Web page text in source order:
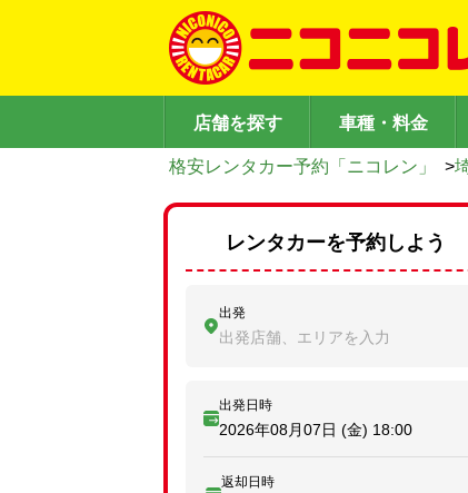
店舗を探す 車種・料金
格安レンタカー予約「ニコレン」 >
レンタカーを予約しよう
出発
出発店舗、エリアを入力
出発日時
2026年08月07日 (金) 18:00
返却日時